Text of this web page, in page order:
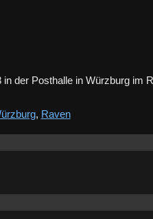
der Posthalle in Würzburg im
, Raven